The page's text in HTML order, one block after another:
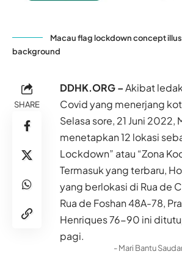
Macau flag lockdown concept
background
SHARE
DDHK.ORG –Akibat
Covid yang menerjang
Selasa sore, 21 Juni 2022,
menetapkan 12 lokasi
Lockdown” atau “Zona
Termasuk yang terbaru,
yang berlokasi di Rua de
Rua de Foshan 48A-78,
Henriques 76-90 ini
pagi.
- Mari Bantu